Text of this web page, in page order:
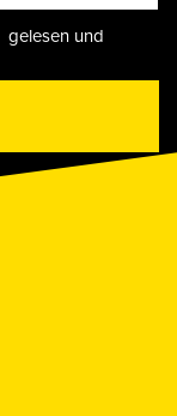
gelesen und